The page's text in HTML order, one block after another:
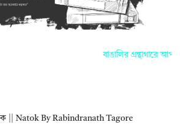
বাঙালির গ্রন্থাগারে
|| Natok By Rabindranath Tagore